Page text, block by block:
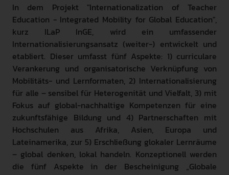
In dem Projekt "Internationalization of Teacher
Education - Integrated Mobility for Global Education",
kurz ILaP InGE, wird ein umfassender
Internationalisierungsansatz (weiter-) entwickelt und
etabliert. Dieser umfasst fünf Aspekte: 1) curriculare
Verankerung und organisatorische Verknüpfung von
Mobilitäts- und Lernformaten, 2) Internationalisierung
für alle – sensibel für Heterogenität und Vielfalt, 3) mit
Fokus auf global-nachhaltige Kompetenzen für eine
zukunftsfähige Bildung und 4) Partnerschaften mit
Hochschulen aus Afrika, Asien, Europa und
Lateinamerika, zur 5) Erschließung glokaler Lernräume
– global denken, lokal handeln. Konzeptionell werden
die fünf Aspekte in der Bescheinigung „Globale